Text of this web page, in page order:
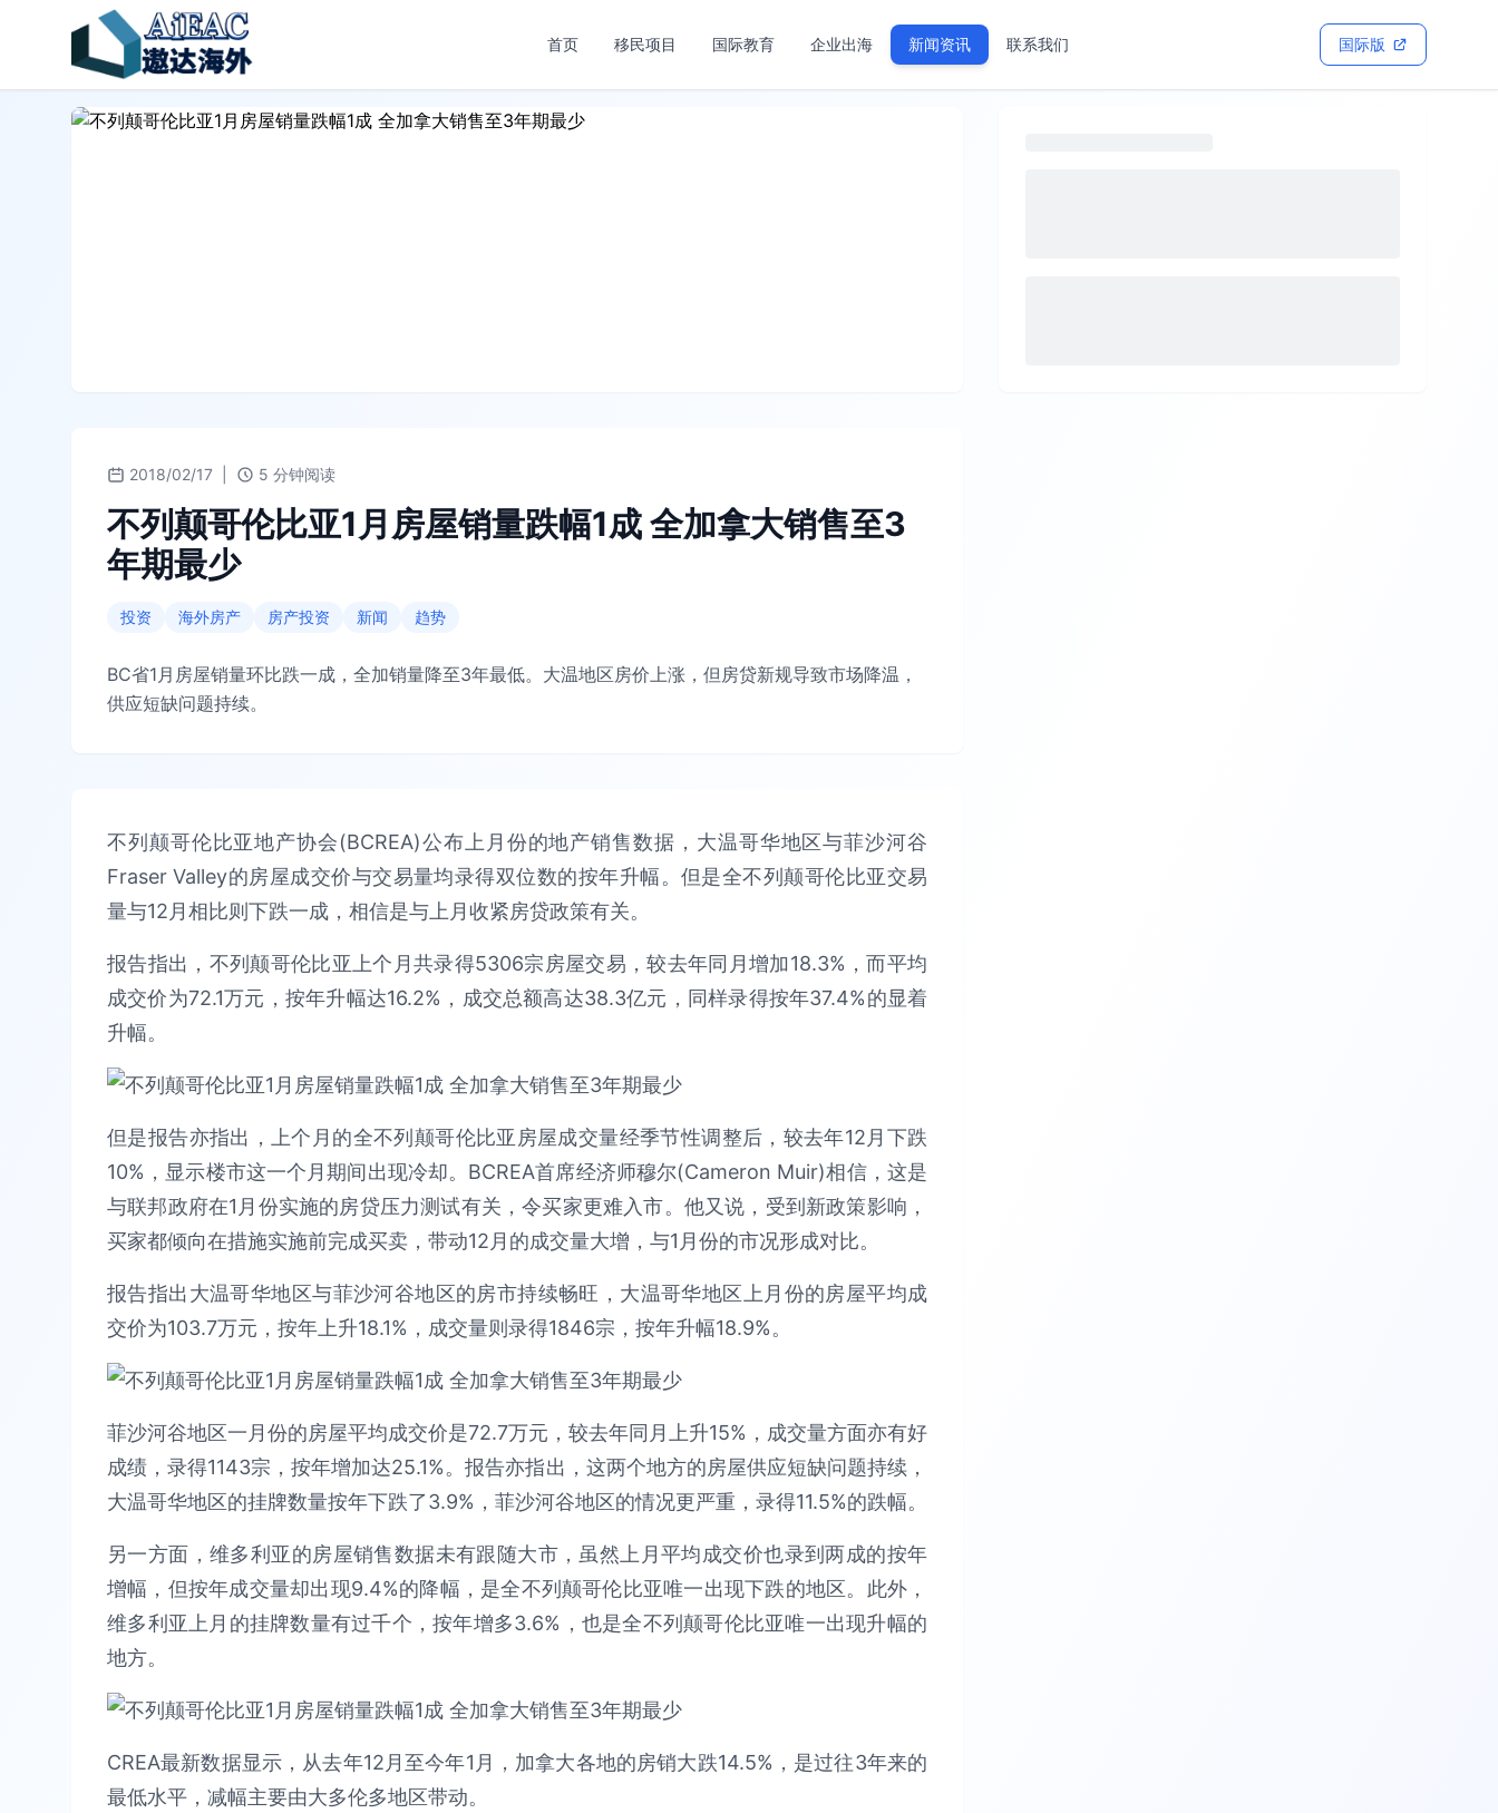
首页 移民项目 国际教育 企业出海 新闻资讯 联系我们 国际版
2018/02/17 5 分钟阅读
不列颠哥伦比亚1月房屋销量跌幅1成 全加拿大销售至3
年期最少
投资 海外房产 房产投资 新闻 趋势
BC省1月房屋销量环比跌一成，全加销量降至3年最低。大温地区房价上涨，但房贷新规导致市场降温，
供应短缺问题持续。
不列颠哥伦比亚地产协会(BCREA)公布上月份的地产销售数据，大温哥华地区与菲沙河谷
Fraser Valley的房屋成交价与交易量均录得双位数的按年升幅。但是全不列颠哥伦比亚交易
量与12月相比则下跌一成，相信是与上月收紧房贷政策有关。
报告指出，不列颠哥伦比亚上个月共录得5306宗房屋交易，较去年同月增加18.3%，而平均
成交价为72.1万元，按年升幅达16.2%，成交总额高达38.3亿元，同样录得按年37.4%的显着
升幅。
但是报告亦指出，上个月的全不列颠哥伦比亚房屋成交量经季节性调整后，较去年12月下跌
10%，显示楼市这一个月期间出现冷却。BCREA首席经济师穆尔(Cameron Muir)相信，这是
与联邦政府在1月份实施的房贷压力测试有关，令买家更难入市。他又说，受到新政策影响，
买家都倾向在措施实施前完成买卖，带动12月的成交量大增，与1月份的市况形成对比。
报告指出大温哥华地区与菲沙河谷地区的房市持续畅旺，大温哥华地区上月份的房屋平均成
交价为103.7万元，按年上升18.1%，成交量则录得1846宗，按年升幅18.9%。
菲沙河谷地区一月份的房屋平均成交价是72.7万元，较去年同月上升15%，成交量方面亦有好
成绩，录得1143宗，按年增加达25.1%。报告亦指出，这两个地方的房屋供应短缺问题持续，
大温哥华地区的挂牌数量按年下跌了3.9%，菲沙河谷地区的情况更严重，录得11.5%的跌幅。
另一方面，维多利亚的房屋销售数据未有跟随大市，虽然上月平均成交价也录到两成的按年
增幅，但按年成交量却出现9.4%的降幅，是全不列颠哥伦比亚唯一出现下跌的地区。此外，
维多利亚上月的挂牌数量有过千个，按年增多3.6%，也是全不列颠哥伦比亚唯一出现升幅的
地方。
CREA最新数据显示，从去年12月至今年1月，加拿大各地的房销大跌14.5%，是过往3年来的
最低水平，减幅主要由大多伦多地区带动。